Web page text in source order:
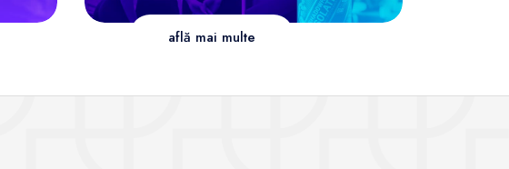
află mai multe